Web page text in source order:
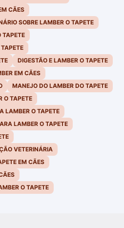
CÃES
SOBRE LAMBER O TAPETE
TAPETE
DIGESTÃO E LAMBER O TAPETE
EM CÃES
MANEJO DO LAMBER DO TAPETE
O TAPETE
LAMBER O TAPETE
LAMBER O TAPETE
VETERINÁRIA
EM CÃES
O TAPETE